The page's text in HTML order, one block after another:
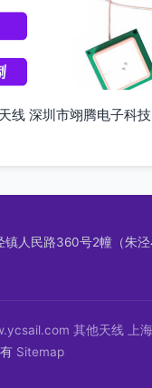
线 深圳市翊腾电子科
人民路360号2幢（朱泾
其他天线
上
Sitemap